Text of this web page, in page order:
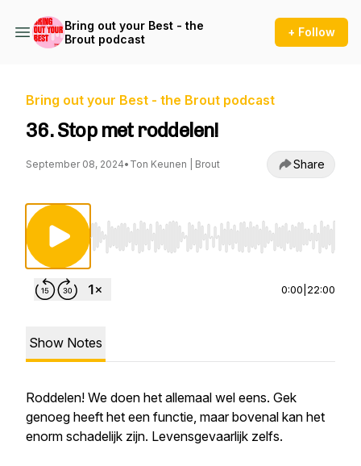
Bring out your Best - the
Brout podcast
+ Follow
Bring out your Best - the Brout podcast
36. Stop met roddelen!
September 08, 2024• Ton Keunen | Brout Share
Use Left/Right to seek, Home/End to jump
0:00 22:00
Show Notes
Roddelen! We doen het allemaal wel eens. Gek
genoeg heeft het een functie, maar bovenal kan het
enorm schadelijk zijn. Levensgevaarlijk zelfs.